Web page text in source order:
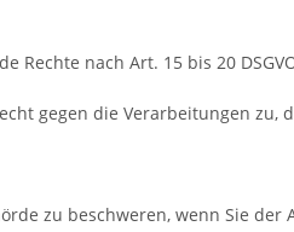
Rechte nach Art. 15 bis 20
gegen die Verarbeitungen zu,
zu beschweren, wenn Sie